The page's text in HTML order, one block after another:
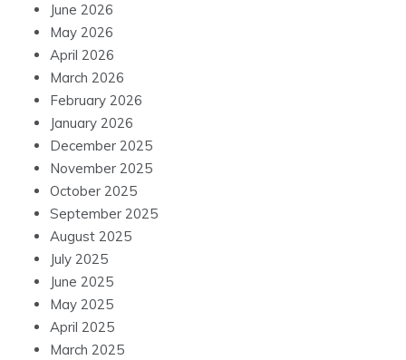
June 2026
May 2026
April 2026
March 2026
February 2026
January 2026
December 2025
November 2025
October 2025
September 2025
August 2025
July 2025
June 2025
May 2025
April 2025
March 2025